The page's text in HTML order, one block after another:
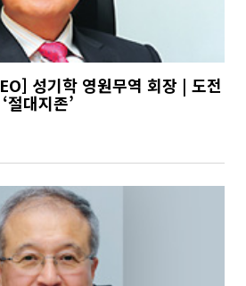
성기학 영원무역 회장 | 도전
절대지존’